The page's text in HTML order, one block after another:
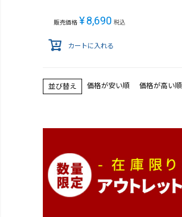
販売価格 ¥8,690 税込
カートに入れる
並び替え 価格が安い順 価格が高い順